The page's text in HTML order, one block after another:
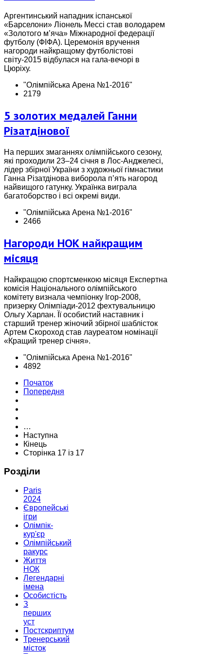
Аргентинський нападник іспанської
«Барселони» Ліонель Мессі став володарем
«Золотого м’яча» Міжнародної федерації
футболу (ФІФА). Церемонія вручення
нагороди найкращому футболістові
світу-2015 відбулася на гала-вечорі в
Цюріху.
"Олімпійська Арена №1-2016"
2179
5 золотих медалей Ганни
Різатдінової
На перших змаганнях олімпійського сезону,
які проходили 23–24 січня в Лос-Анджелесі,
лідер збірної України з художньої гімнастики
Ганна Різатдінова виборола п’ять нагород
найвищого гатунку. Українка виграла
багатоборство і всі окремі види.
"Олімпійська Арена №1-2016"
2466
Нагороди НОК найкращим
місяця
Найкращою спортсменкою місяця Експертна
комісія Національного олімпійського
комітету визнала чемпіонку Ігор-2008,
призерку Олімпіади-2012 фехтувальницю
Ольгу Харлан. Її особистий наставник і
старший тренер жіночий збірної шаблісток
Артем Скороход став лауреатом номінації
«Кращий тренер січня».
"Олімпійська Арена №1-2016"
4892
Початок
Попередня
…
Наступна
Кінець
Сторінка 17 із 17
Розділи
Paris
2024
Європейські
ігри
Олімпік-
кур'єр
Олімпійський
ракурс
Життя
НОК
Легендарні
імена
Особистість
З
перших
уст
Постскриптум
Тренерський
місток